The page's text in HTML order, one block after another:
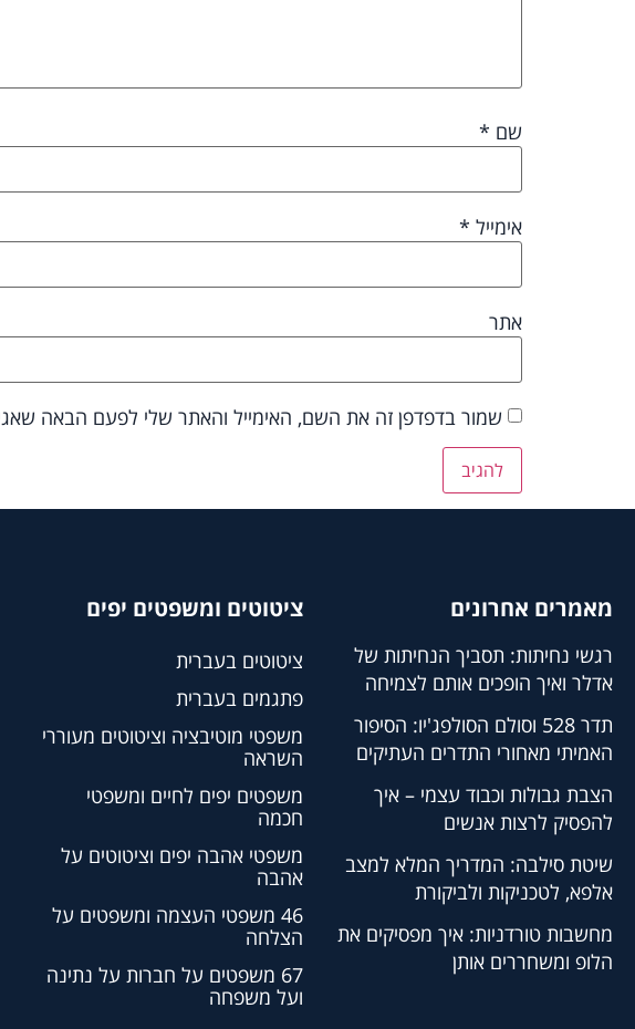
שם *
אימייל *
אתר
שמור בדפדפן זה את השם, האימייל והאתר שלי לפעם הבאה
מאמרים אחרונים
רגשי נחיתות: תסביך הנחיתות של
אדלר ואיך הופכים אותם לצמיחה
תדר 528 וסולם הסולפג'יו: הסיפור
האמיתי מאחורי התדרים העתיקים
הצבת גבולות וכבוד עצמי – איך
להפסיק לרצות אנשים
שיטת סילבה: המדריך המלא למצב
אלפא, לטכניקות ולביקורת
מחשבות טורדניות: איך מפסיקים את
הלופ ומשחררים אותן
ציטוטים ומשפטים יפים
ציטוטים בעברית
פתגמים בעברית
משפטי מוטיבציה וציטוטים מעוררי
השראה
משפטים יפים לחיים ומשפטי
חכמה
משפטי אהבה יפים וציטוטים על
אהבה
46 משפטי העצמה ומשפטים על
הצלחה
67 משפטים על חברות על נתינה
ועל משפחה